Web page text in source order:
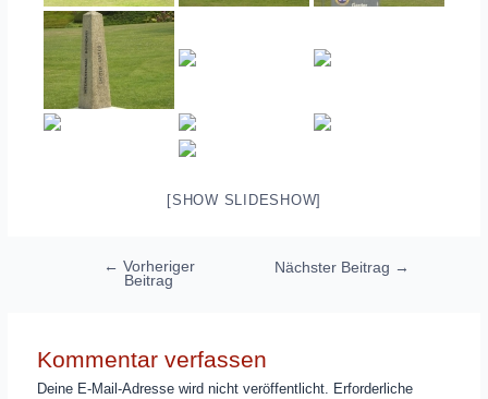
[SHOW SLIDESHOW]
Beitragsnavigation
← Vorheriger
Beitrag
Nächster Beitrag →
Kommentar verfassen
Deine E-Mail-Adresse wird nicht veröffentlicht. Erforderliche